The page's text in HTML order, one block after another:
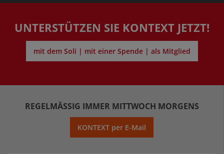
UNTERSTÜTZEN SIE KONTEXT JETZT!
mit dem Soli | mit einer Spende | als Mitglied
REGELMÄSSIG IMMER MITTWOCH MORGENS
KONTEXT per E-Mail